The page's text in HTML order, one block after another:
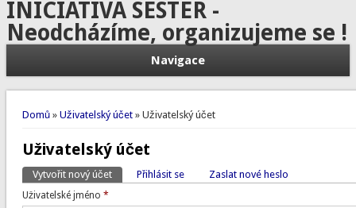
INICIATIVA SESTER -
Neodcházíme, organizujeme se !
Navigace
Jste zde
Domů» Uživatelský účet» Uživatelský účet
Uživatelský účet
Hlavní záložky
Vytvořit nový účet(aktivní záložka)
Přihlásit se Zaslat nové heslo
Uživatelské jméno *